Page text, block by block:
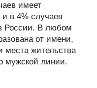
имеет
в 4% случаев
России. В любом
от имени,
места жительства
мужской линии.